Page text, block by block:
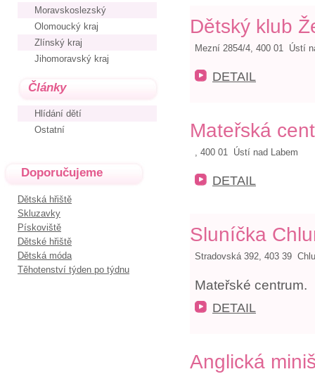
Moravskoslezský
Olomoucký kraj
Zlínský kraj
Jihomoravský kraj
Články
Hlídání dětí
Ostatní
Doporučujeme
Dětská hřiště
Skluzavky
Pískoviště
Dětské hřiště
Dětská móda
Těhotenství týden po týdnu
Dětský klub
Mezní 2854/4, 400 01 Ústí
DETAIL
Mateřská
, 400 01 Ústí nad Labem
DETAIL
Sluníčka
Stradovská 392, 403 39
Mateřské centrum.
DETAIL
Anglická